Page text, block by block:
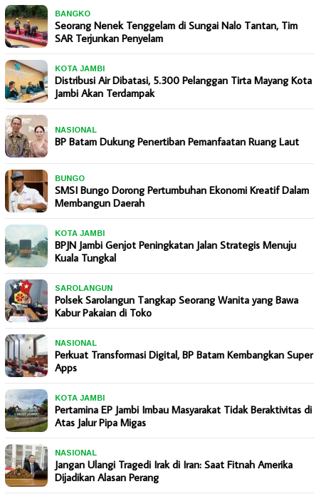
BANGKO
Seorang Nenek Tenggelam di Sungai Nalo Tantan, Tim
SAR Terjunkan Penyelam
KOTA JAMBI
Distribusi Air Dibatasi, 5.300 Pelanggan Tirta Mayang Kota
Jambi Akan Terdampak
NASIONAL
BP Batam Dukung Penertiban Pemanfaatan Ruang Laut
BUNGO
SMSI Bungo Dorong Pertumbuhan Ekonomi Kreatif Dalam
Membangun Daerah
KOTA JAMBI
BPJN Jambi Genjot Peningkatan Jalan Strategis Menuju
Kuala Tungkal
SAROLANGUN
Polsek Sarolangun Tangkap Seorang Wanita yang Bawa
Kabur Pakaian di Toko
NASIONAL
Perkuat Transformasi Digital, BP Batam Kembangkan Super
Apps
KOTA JAMBI
Pertamina EP Jambi Imbau Masyarakat Tidak Beraktivitas di
Atas Jalur Pipa Migas
NASIONAL
Jangan Ulangi Tragedi Irak di Iran: Saat Fitnah Amerika
Dijadikan Alasan Perang